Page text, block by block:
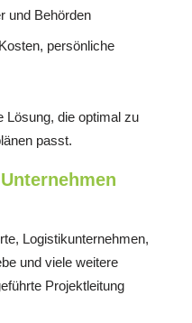
und Behörden
persönliche
Lösung, die optimal zu
passt.
Logistikunternehmen,
und viele weitere
Projektleitung